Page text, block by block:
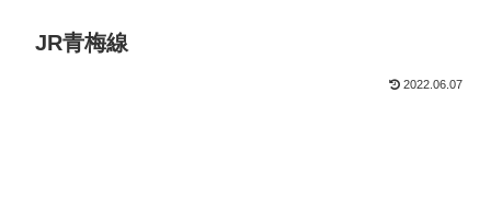
JR青梅線
2022.06.07